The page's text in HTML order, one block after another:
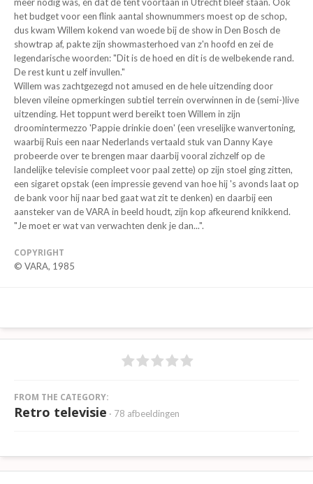
het budget voor een flink aantal shownummers moest op de schop,
dus kwam Willem kokend van woede bij de show in Den Bosch de
showtrap af, pakte zijn showmasterhoed van z'n hoofd en zei de
legendarische woorden: "Dit is de hoed en dit is de welbekende rand.
De rest kunt u zelf invullen."
Willem was zachtgezegd not amused en de hele uitzending door
bleven vileine opmerkingen subtiel terrein overwinnen in de (semi-)live
uitzending. Het toppunt werd bereikt toen Willem in zijn
droomintermezzo 'Pappie drinkie doen' (een vreselijke wanvertoning,
waarbij Ruis een naar Nederlands vertaald stuk van Danny Kaye
probeerde over te brengen maar daarbij vooral zichzelf op de
landelijke televisie compleet voor paal zette) op zijn stoel ging zitten,
een sigaret opstak (een impressie gevend van hoe hij 's avonds laat op
de bank voor hij naar bed gaat wat zit te denken) en daarbij een
aansteker van de VARA in beeld houdt, zijn kop afkeurend knikkend.
"Je moet er wat van verwachten denk je dan...".
COPYRIGHT
© VARA, 1985
FROM THE CATEGORY:
Retro televisie · 78 afbeeldingen